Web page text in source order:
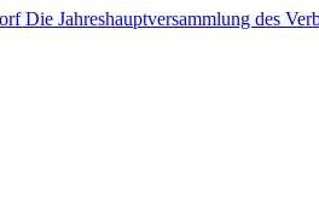
Die Jahreshauptversammlung des